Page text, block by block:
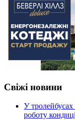
Свіжі новини
У
роботу